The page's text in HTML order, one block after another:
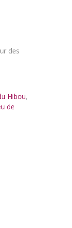
des
Hibou,
de